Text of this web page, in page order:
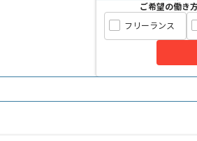
ご希望の働き
フリーランス